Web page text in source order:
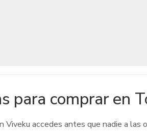
para comprar en
Viveku accedes antes que nadie a las